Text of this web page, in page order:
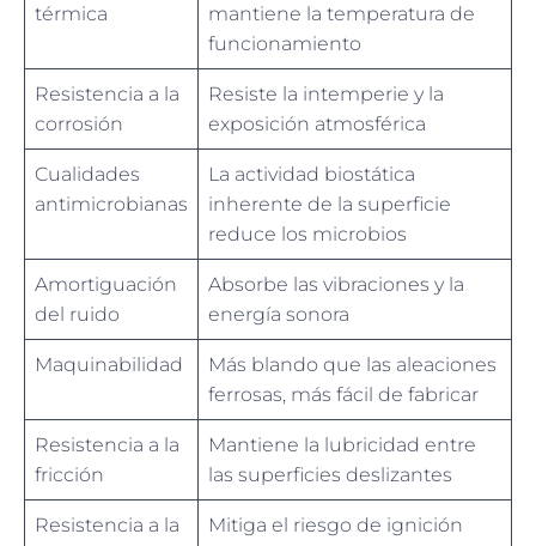
térmica
mantiene la temperatura de
funcionamiento
Resistencia a la
corrosión
Resiste la intemperie y la
exposición atmosférica
Cualidades
antimicrobianas
La actividad biostática
inherente de la superficie
reduce los microbios
Amortiguación
del ruido
Absorbe las vibraciones y la
energía sonora
Maquinabilidad
Más blando que las aleaciones
ferrosas, más fácil de fabricar
Resistencia a la
fricción
Mantiene la lubricidad entre
las superficies deslizantes
Resistencia a la
Mitiga el riesgo de ignición